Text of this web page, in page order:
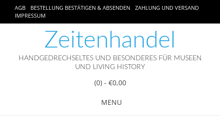
AGB BESTELLUNG BESTÄTIGEN & ABSENDEN
ZAHLUNG UND VERSAND
IMPRESSUM
Zeitenhandel
HANDGEDRECHSELTES UND BESONDERES FÜR MUSEEN
UND LIVING HISTORY
(0)- €0,00
MENU